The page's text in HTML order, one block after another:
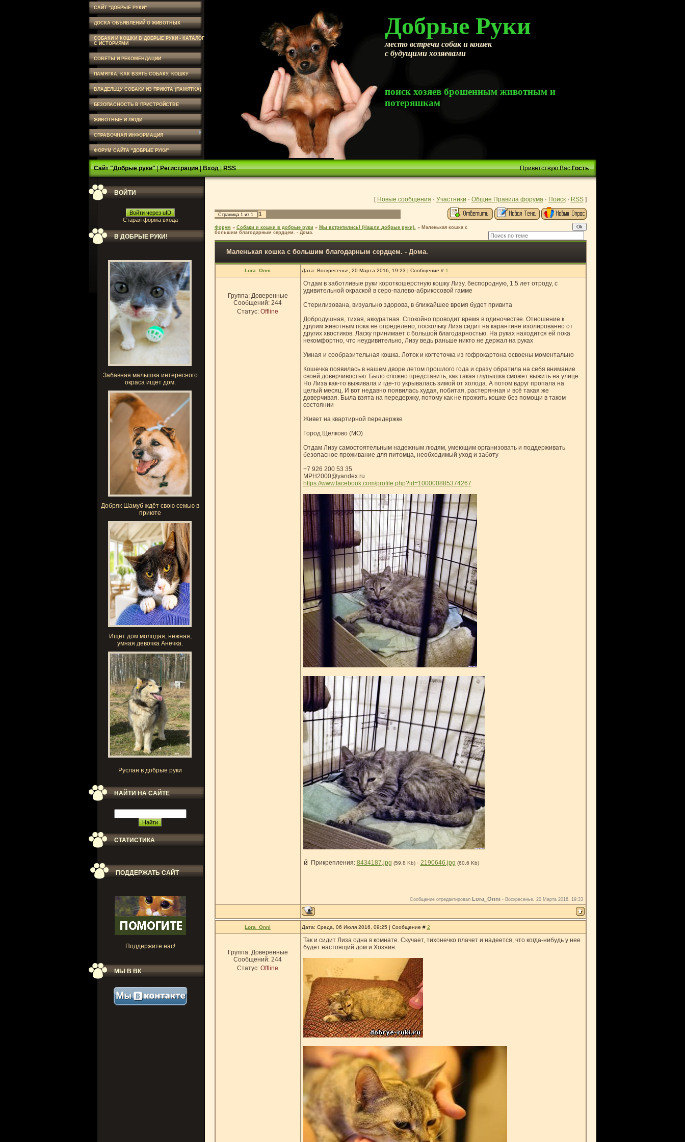
САЙТ "ДОБРЫЕ РУКИ"
ДОСКА ОБЪЯВЛЕНИЙ О ЖИВОТНЫХ
СОБАКИ И КОШКИ В ДОБРЫЕ РУКИ - КАТАЛОГ
С ИСТОРИЯМИ
СОВЕТЫ И РЕКОМЕНДАЦИИ
ПАМЯТКА, КАК ВЗЯТЬ СОБАКУ, КОШКУ
ВЛАДЕЛЬЦУ СОБАКИ ИЗ ПРИЮТА (ПАМЯТКА)
БЕЗОПАСНОСТЬ В ПРИСТРОЙСТВЕ
ЖИВОТНЫЕ И ЛЮДИ
СПРАВОЧНАЯ ИНФОРМАЦИЯ
ФОРУМ САЙТА "ДОБРЫЕ РУКИ"
Добрые Руки
место встречи собак и кошек
с будущими хозяевами
поиск хозяев брошенным животным и
потеряшкам
Сайт "Добрые руки"|Регистрация|Вход|RSS Приветствую Вас Гость
ВОЙТИ
Войти через uID
Старая форма входа
В ДОБРЫЕ РУКИ!
Забавная малышка интересного
окраса ищет дом.
Добряк Шамуб ждёт свою семью в
приюте
Ищет дом молодая, нежная,
умная девочка Анечка.
Руслан в добрые руки
НАЙТИ НА САЙТЕ
СТАТИСТИКА
ПОДДЕРЖАТЬ САЙТ
Поддержите нас!
МЫ В ВК
[ Новые сообщения · Участники · Общие Правила форума· Поиск· RSS]
Страница 1из 1 1
Форум » Собаки и кошки в добрые руки » Мы встретились! (Нашли добрые руки). » Маленькая кошка с
большим благодарным сердцем. - Дома.
Маленькая кошка с большим благодарным сердцем. - Дома.
Lora_Onni Дата: Воскресенье, 20 Марта 2016, 19:23 | Сообщение # 1
Группа: Доверенные
Сообщений: 244
Статус: Offline
Отдам в заботливые руки короткошерстную кошку Лизу, беспородную, 1.5 лет отроду, с
удивительной окраской в серо-палево-абрикосовой гамме
Стерилизована, визуально здорова, в ближайшее время будет привита
Добродушная, тихая, аккуратная. Спокойно проводит время в одиночестве. Отношение к
другим животным пока не определено, поскольку Лиза сидит на карантине изолированно от
других хвостиков. Ласку принимает с большой благодарностью. На руках находится ей пока
некомфортно, что неудивительно, Лизу ведь раньше никто не держал на руках
Умная и сообразительная кошка. Лоток и когтеточка из гофрокартона освоены моментально
Кошечка появилась в нашем дворе летом прошлого года и сразу обратила на себя внимание
своей доверчивостью. Было сложно представить, как такая глупышка сможет выжить на улице.
Но Лиза как-то выживала и где-то укрывалась зимой от холода. А потом вдруг пропала на
целый месяц. И вот недавно появилась худая, побитая, растерянная и всё такая же
доверчивая. Была взята на передержку, потому как не прожить кошке без помощи в таком
состоянии
Живет на квартирной передержке
Город Щелково (МО)
Отдам Лизу самостоятельным надежным людям, умеющим организовать и поддерживать
безопасное проживание для питомца, необходимый уход и заботу
+7 926 200 53 35
MPH2000@yandex.ru
https://www.facebook.com/profile.php?id=100000885374267
Прикрепления: 8434187.jpg (59.8 Kb) · 2190646.jpg (60.6 Kb)
Сообщение отредактировал Lora_Onni- Воскресенье, 20 Марта 2016, 19:33
Lora_Onni Дата: Среда, 06 Июля 2016, 09:25 | Сообщение # 2
Группа: Доверенные
Сообщений: 244
Статус: Offline
Так и сидит Лиза одна в комнате. Скучает, тихонечко плачет и надеется, что когда-нибудь у нее
будет настоящий дом и Хозяин.